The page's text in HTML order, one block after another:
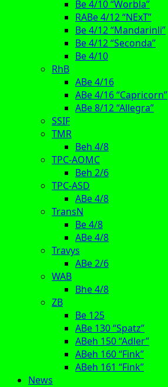
Be 4/10 “Worbla”
RABe 4/12 “NExT”
Be 4/12 “Mandarinli”
Be 4/12 “Seconda”
Be 4/10
RhB
ABe 4/16
ABe 4/16 “Capricorn”
ABe 8/12 “Allegra”
SSIF
TMR
Beh 4/8
TPC-AOMC
Beh 2/6
TPC-ASD
ABe 4/8
TransN
Be 4/8
ABe 4/8
Travys
ABe 2/6
WAB
Bhe 4/8
ZB
Be 125
ABe 130 “Spatz”
ABeh 150 “Adler”
ABeh 160 “Fink”
ABeh 161 “Fink”
News